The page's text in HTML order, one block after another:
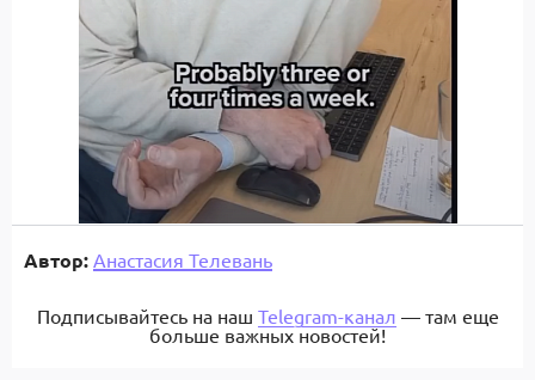
Автор: Анастасия Телевань
Подписывайтесь на наш Telegram-канал — там еще
больше важных новостей!